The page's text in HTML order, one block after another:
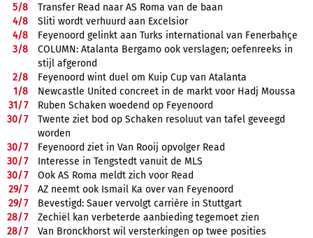
5/8
Transfer Read naar AS Roma van de baan
4/8
Sliti wordt verhuurd aan Excelsior
4/8
Feyenoord gelinkt aan Turks international van Fenerbahçe
3/8
COLUMN: Atalanta Bergamo ook verslagen; oefenreeks in
stijl afgerond
2/8
Feyenoord wint duel om Kuip Cup van Atalanta
1/8
Newcastle United concreet in de markt voor Hadj Moussa
31/7
Ruben Schaken woedend op Feyenoord
30/7
Twente ziet bod op Schaken resoluut van tafel geveegd
worden
30/7
Feyenoord ziet in Van Rooij opvolger Read
30/7
Interesse in Tengstedt vanuit de MLS
30/7
Ook AS Roma meldt zich voor Read
29/7
AZ neemt ook Ismail Ka over van Feyenoord
29/7
Bevestigd: Sauer vervolgt carrière in Stuttgart
28/7
Zechiël kan verbeterde aanbieding tegemoet zien
28/7
Van Bronckhorst wil versterkingen op twee posities